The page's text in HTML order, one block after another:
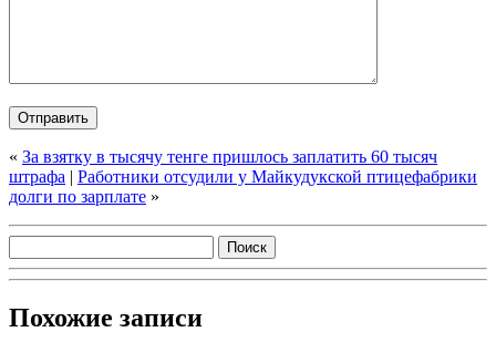
« За взятку в тысячу тенге пришлось заплатить 60 тысяч
штрафа | Работники отсудили у Майкудукской птицефабрики
долги по зарплате »
Похожие записи